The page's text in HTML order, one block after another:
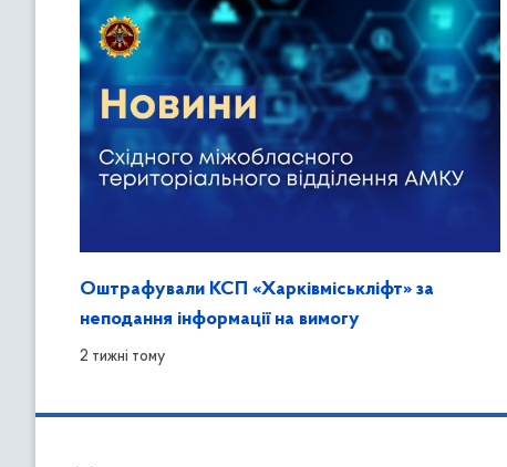
Оштрафували КСП «Харківміськліфт» за
неподання інформації на вимогу
2 тижні тому